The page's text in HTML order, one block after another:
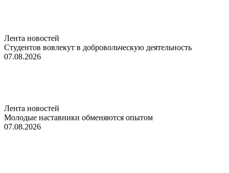
Лента новостей
Студентов вовлекут в добровольческую деятельность
07.08.2026
Лента новостей
Молодые наставники обменяются опытом
07.08.2026